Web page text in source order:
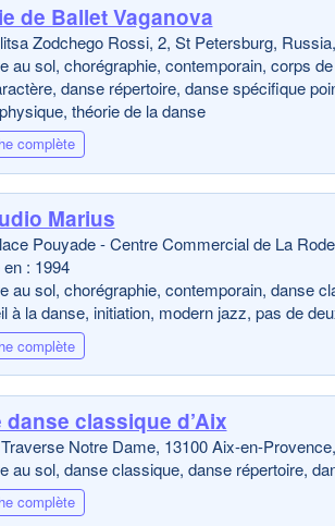
de Ballet Vaganova
Zodchego Rossi, 2, St Petersburg,
au sol, chorégraphie, contemporain, corps
danse répertoire, danse spécifique
théorie de la danse
complète
Marius
Pouyade - Centre Commercial de La
: 1994
au sol, chorégraphie, contemporain, danse
à la danse, initiation, modern jazz, pas de
complète
danse classique d’Aix
Notre Dame, 13100 Aix-en-
au sol, danse classique, danse répertoire,
complète